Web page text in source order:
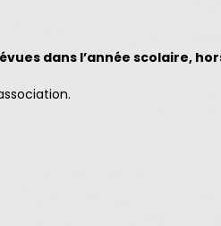
dans l’année scolaire,